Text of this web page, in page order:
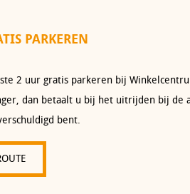
PARKEREN
2 uur gratis parkeren bij
dan betaalt u bij het uitrijden bij de
bent.